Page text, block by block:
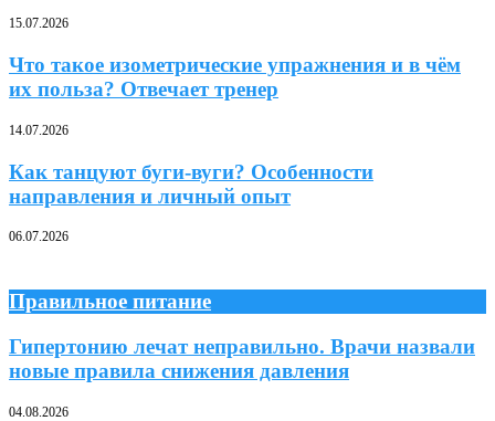
15.07.2026
Что такое изометрические упражнения и в чём
их польза? Отвечает тренер
14.07.2026
Как танцуют буги-вуги? Особенности
направления и личный опыт
06.07.2026
Правильное питание
Гипертонию лечат неправильно. Врачи назвали
новые правила снижения давления
04.08.2026